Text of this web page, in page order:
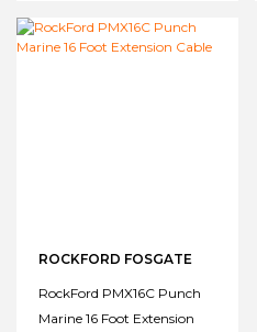
ROCKFORD FOSGATE
RockFord PMX16C Punch
Marine 16 Foot Extension